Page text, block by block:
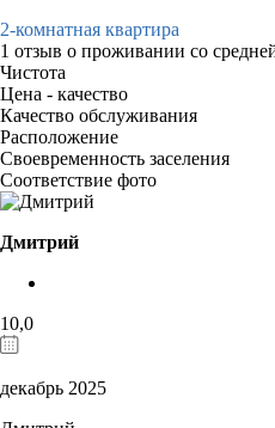
2-комнатная квартира
1 отзыв о проживании со
Чистота
Цена - качество
Качество обслуживания
Расположение
Своевременность заселения
Соответствие фото
Дмитрий
10,0
декабрь 2025